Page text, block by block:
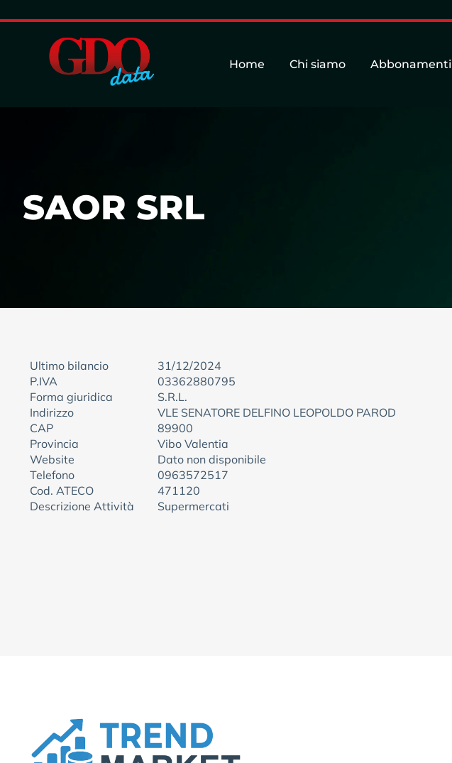
Home Chi siamo Abbonamenti
SAOR SRL
Ultimo bilancio
31/12/2024
P.IVA
03362880795
Forma giuridica
S.R.L.
Indirizzo
VLE SENATORE DELFINO LEOPOLDO PAROD
CAP
89900
Provincia
Vibo Valentia
Website
Dato non disponibile
Telefono
0963572517
Cod. ATECO
471120
Descrizione Attività
Supermercati